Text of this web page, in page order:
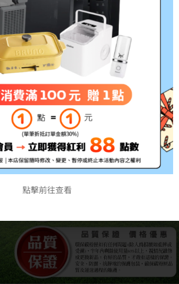
點擊前往查看